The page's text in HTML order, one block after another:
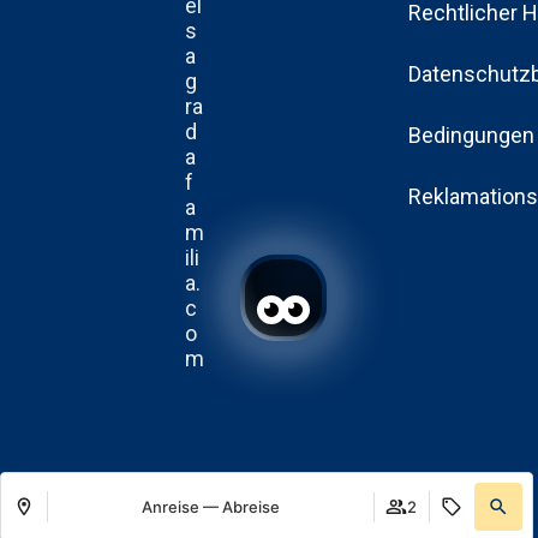
Anreise — Abreise 2
el
s
a
g
ra
d
a
f
a
m
ili
a.
c
o
m
Rechtlicher